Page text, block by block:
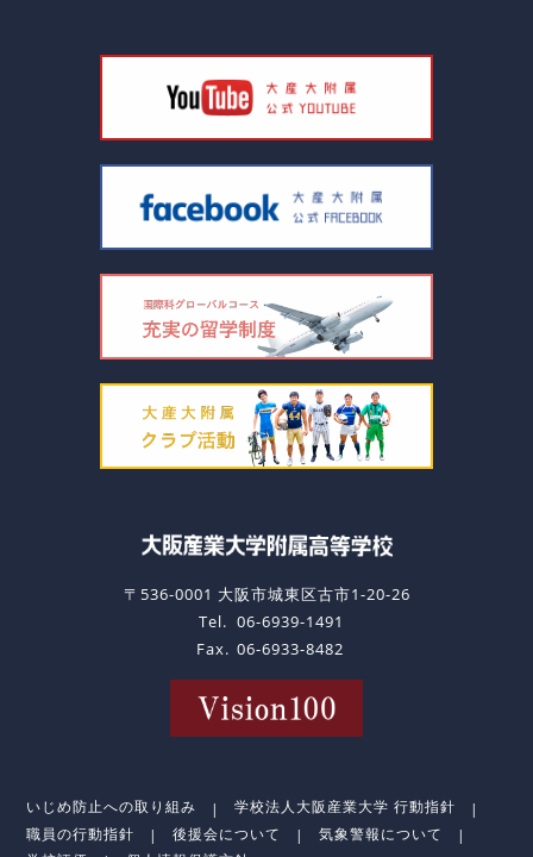
〒536-0001 大阪市城東区古市1-20-26
Tel. 06-6939-1491
Fax. 06-6933-8482
いじめ防止への取り組み
学校法人大阪産業大学 行動指針
職員の行動指針
後援会について
気象警報について